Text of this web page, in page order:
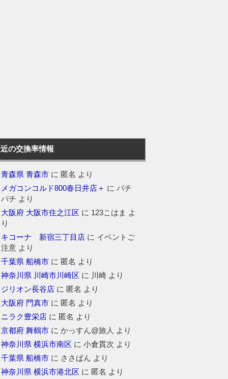
の交換率情報
青森県 青森市 に 匿名 より
メガコンコルド800春日井店＋ にパチ
パチ より
大阪府 大阪市住之江区 に 123こはま よ
り
キコーナ 新宿三丁目店 に イベントご
注意 より
千葉県 船橋市 に 匿名 より
神奈川県 川崎市川崎区 に 川崎 より
ジリオン長谷店 に 匿名 より
大阪府 門真市 に 匿名 より
ニラク豊栄店 に 匿名 より
京都府 舞鶴市 にかっすん@旅人 より
神奈川県 横浜市南区 に小倉貫次 より
千葉県 船橋市 に ささぱん より
神奈川県 横浜市港北区 に 匿名 より